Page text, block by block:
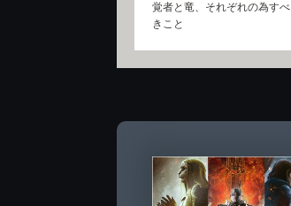
覚者と竜、それぞれの為すべ
きこと